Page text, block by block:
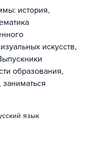
история,
искусств,
образования,
заниматься
язык